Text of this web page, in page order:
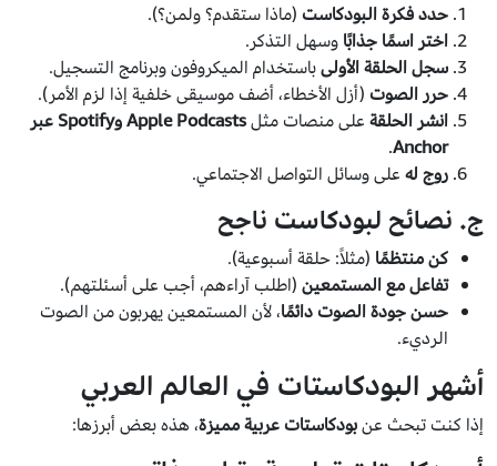
حدد فكرة البودكاست (ماذا ستقدم؟ ولمن؟).
اختر اسمًا جذابًا وسهل التذكر.
سجل الحلقة الأولىباستخدام الميكروفون وبرنامج التسجيل.
حرر الصوت (أزل الأخطاء، أضف موسيقى خلفية إذا لزم الأمر).
انشر الحلقة على منصات مثل
Apple Podcasts وSpotify عبر
Anchor
.
روج له على وسائل التواصل الاجتماعي.
ج. نصائح لبودكاست ناجح
كن منتظمًا (مثلاً: حلقة أسبوعية).
تفاعل مع المستمعين (اطلب آراءهم، أجب على أسئلتهم).
حسن جودة الصوت دائمًا، لأن المستمعين يهربون من الصوت
الرديء.
أشهر البودكاستات في العالم العربي
إذا كنت تبحث عنبودكاستات عربية مميزة، هذه بعض أبرزها: